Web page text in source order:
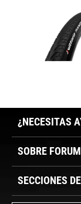
¿NECESITAS
SOBRE
SECCIONES